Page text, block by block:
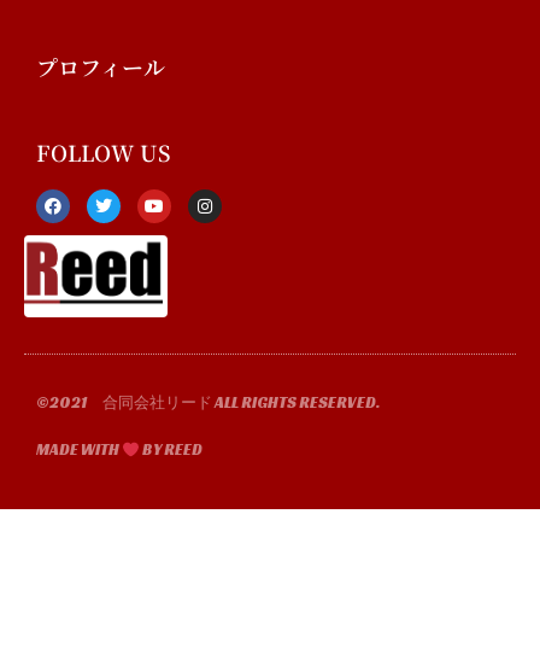
プロフィール
FOLLOW US
F
a
c
e
b
o
o
k
f
T
w
i
t
e
r
Y
o
u
t
e
I
n
s
©2021 合同会社リード ALL RIGHTS RESERVED.
MADE WITH BY REED​​